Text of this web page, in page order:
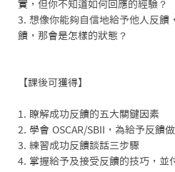
實，但你不知道如何回應的經驗？
3. 想像你能夠自信地給予他人反饋
饋，那會是怎樣的狀態？
【課後可獲得】
1. 瞭解成功反饋的五大關鍵因素
2. 學會 OSCAR/SBII，為給予反饋
3. 練習成功反饋談話三步驟
4. 掌握給予及接受反饋的技巧，並